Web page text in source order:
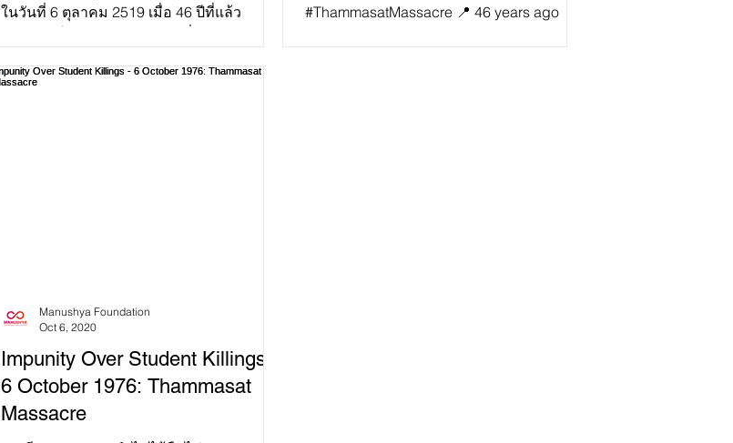
ในวันที่ 6 ตุลาคม 2519 เมื่อ 46 ปีที่แล้ว
#ThammasatMassacre 📍 46 years ago
Impunity Over Student Killings -
6 October 1976: Thammasat
Massacre
Manushya Foundation
Oct 6, 2020